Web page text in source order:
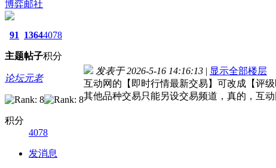
博弈邮社
91
主题
1364
帖子
4078
积分
论坛元老
积分
4078
发消息
发表于 2026-5-16 14:16:13 | 显示全部楼层
互动网的【即时行情最新交易】可改成【评
其他品种交易只能另设交易频道，真的，互动